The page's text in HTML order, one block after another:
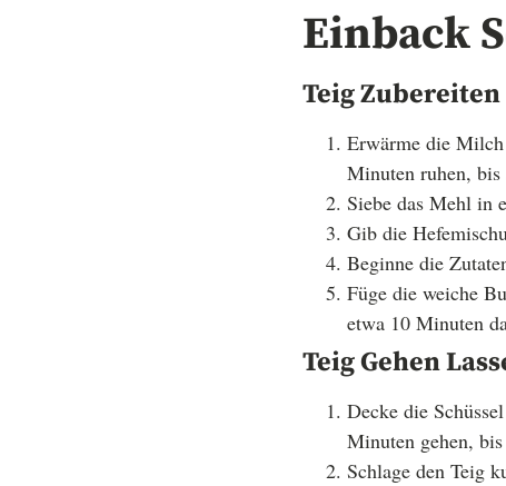
Einback
Teig Zubereiten
Erwärme die
Minuten ruhen,
Siebe das Mehl in
Gib die
Beginne die
Füge die weiche
etwa 10 Minuten
Teig Gehen
Decke die
Minuten gehen,
Schlage den Teig